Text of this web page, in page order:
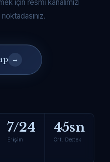
için resmi kanalımızı
→
7/24
Erişim
45sn
Ort. Destek